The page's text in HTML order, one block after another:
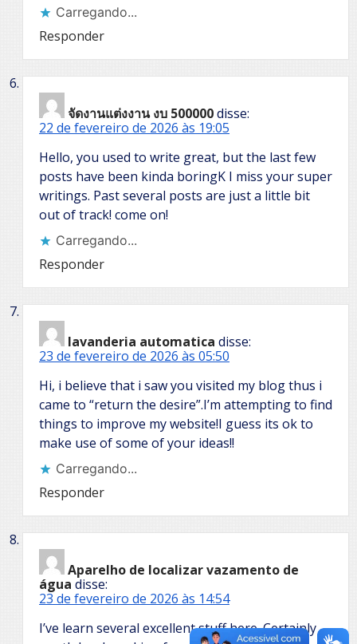
Carregando...
Responder
จัดงานแต่งงาน งบ 500000disse:
22 de fevereiro de 2026 às 19:05
Hello, you used to write great, but the last few
posts have been kinda boringK I miss your super
writings. Past several posts are just a little bit
out of track! come on!
Carregando...
Responder
lavanderia automatica disse:
23 de fevereiro de 2026 às 05:50
Hi, i believe that i saw you visited my blog thus i
came to “return the desire”.I’m attempting to find
things to improve my website!I guess its ok to
make use of some of your ideas!!
Carregando...
Responder
Aparelho de localizar vazamento de
água disse:
23 de fevereiro de 2026 às 14:54
I’ve learn several excellent stuff here. Certainly